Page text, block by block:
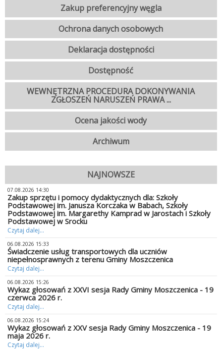
Zakup preferencyjny węgla
Ochrona danych osobowych
Deklaracja dostępności
Dostępność
WEWNĘTRZNA PROCEDURA DOKONYWANIA
ZGŁOSZEŃ NARUSZEŃ PRAWA ...
Ocena jakości wody
Archiwum
NAJNOWSZE
07.08.2026 14:30
Zakup sprzętu i pomocy dydaktycznych dla: Szkoły
Podstawowej im. Janusza Korczaka w Babach, Szkoły
Podstawowej im. Margarethy Kamprad w Jarostach i Szkoły
Podstawowej w Srocku
Czytaj dalej...
06.08.2026 15:33
Świadczenie usług transportowych dla uczniów
niepełnosprawnych z terenu Gminy Moszczenica
Czytaj dalej...
06.08.2026 15:26
Wykaz głosowań z XXVI sesja Rady Gminy Moszczenica - 19
czerwca 2026 r.
Czytaj dalej...
06.08.2026 15:24
Wykaz głosowań z XXV sesja Rady Gminy Moszczenica - 19
maja 2026 r.
Czytaj dalej...